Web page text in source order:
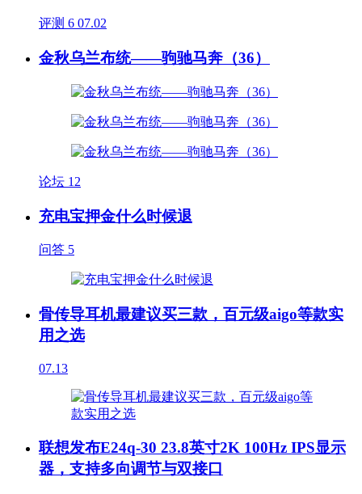
评测 6 07.02
金秋乌兰布统——驹驰马奔（36）
论坛 12
充电宝押金什么时候退
问答 5
骨传导耳机最建议买三款，百元级aigo等款实
用之选
07.13
联想发布E24q-30 23.8英寸2K 100Hz IPS显示
器，支持多向调节与双接口